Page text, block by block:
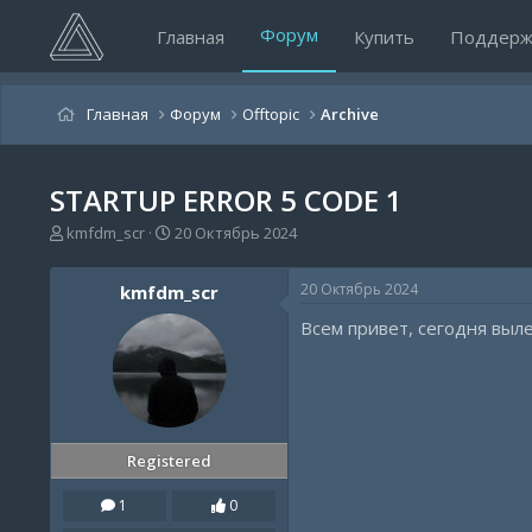
Главная Форум Купить
Главная Форум Offtopic Archive
STARTUP ERROR 5 CODE 1
А
т
kmfdm_scr
Д
т
а
н
ч
а
а
20 Октябрь 2024
kmfdm_scr
Registered
1
0
20 Октябрь 2024
Всем привет, сегодня